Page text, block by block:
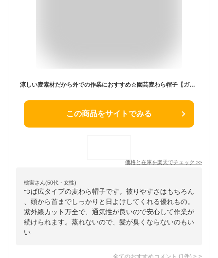
涼しい麦素材だから外での作業におすすめ☆園芸麦わら帽子【ガーデニング 帽子 農作業 UV カット 日よけ レディース 女性 婦人 ハット つば広 おしゃれ 夏 春 首 ガード 母の日】
この商品をサイトでみる
価格と在庫を楽天でチェック >>
桃実さん(50代・女性)
つば広タイプの麦わら帽子です。被りやすさはもちろん
、頭から首までしっかりと日よけしてくれる優れもの。
紫外線カット万全で、通気性が良いので安心して作業が
続けられます。蒸れないので、髪が臭くならないのもい
い
全てのおすすめコメント (1 件) >